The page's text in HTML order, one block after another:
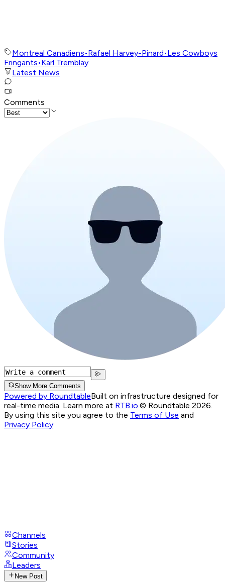
Montreal Canadiens•Rafael Harvey-Pinard•Les Cowboys
Fringants•Karl Tremblay
Latest News
Comments
Show More Comments
Powered by RoundtableBuilt on infrastructure designed for
real-time media. Learn more at RTB.io.© Roundtable 2026.
By using this site you agree to the Terms of Use and
Privacy Policy
Channels
Stories
Community
Leaders
New Post